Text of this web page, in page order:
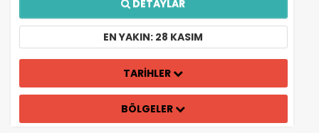
DETAYLAR
EN YAKIN: 28 KASIM
TARİHLER
BÖLGELER